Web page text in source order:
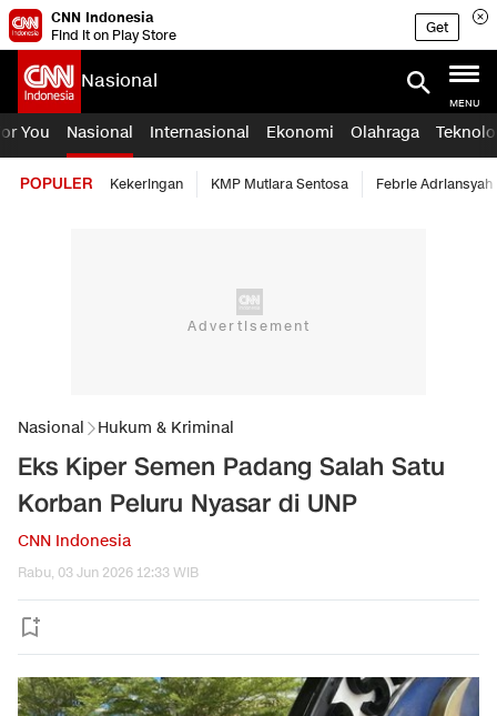
CNN Indonesia
Find it on Play Store
Get
Nasional
MENU
You Nasional Internasional Ekonomi Olahraga
POPULER Kekeringan KMP Mutiara Sentosa Febrie Adriansyah
Nasional Hukum & Kriminal
Eks Kiper Semen Padang Salah Satu
Korban Peluru Nyasar di UNP
CNN Indonesia
Rabu, 03 Jun 2026 12:33 WIB